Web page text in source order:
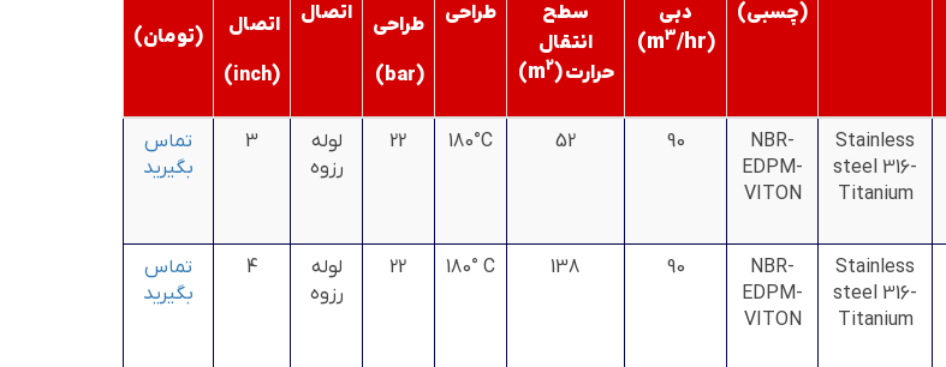
(چسبی)
دبی
(
m3/hr
)
سطح
انتقال
حرارت ( m2
)
طراحی
طراحی
(
bar
)
اتصال
اتصال
(
inch
)
(تومان)
Stainless
steel 316-
Titanium
NBR-
EDPM-
VITON
90
52
180°C
22
لوله
رزوه
3
تماس
بگیرید
Stainless
steel 316-
Titanium
NBR-
EDPM-
VITON
90
138
180° C
22
لوله
رزوه
4
تماس
بگیرید